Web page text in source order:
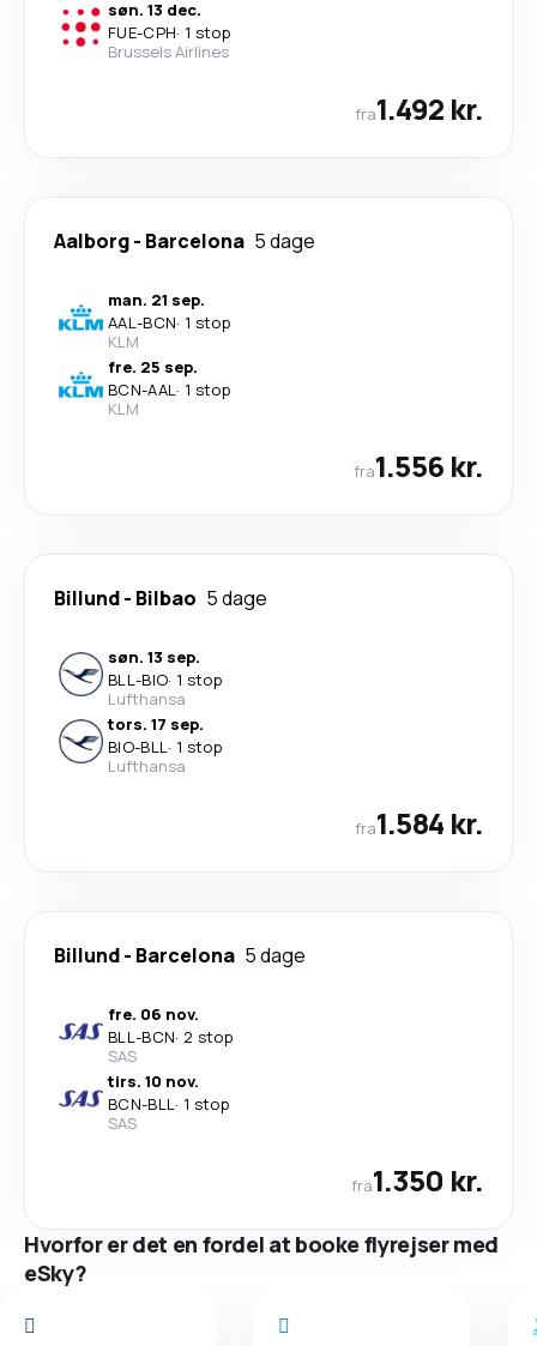
søn. 13 dec.
FUE-CPH· 1 stop
Brussels Airlines
fra1.492 kr.
Aalborg- Barcelona 5 dage
man. 21 sep.
AAL-BCN· 1 stop
KLM
fre. 25 sep.
BCN-AAL· 1 stop
KLM
fra1.556 kr.
Billund- Bilbao 5 dage
søn. 13 sep.
BLL-BIO· 1 stop
Lufthansa
tors. 17 sep.
BIO-BLL· 1 stop
Lufthansa
fra1.584 kr.
Billund- Barcelona 5 dage
fre. 06 nov.
BLL-BCN· 2 stop
SAS
tirs. 10 nov.
BCN-BLL· 1 stop
SAS
fra1.350 kr.
Hvorfor er det en fordel at booke flyrejser med
eSky?